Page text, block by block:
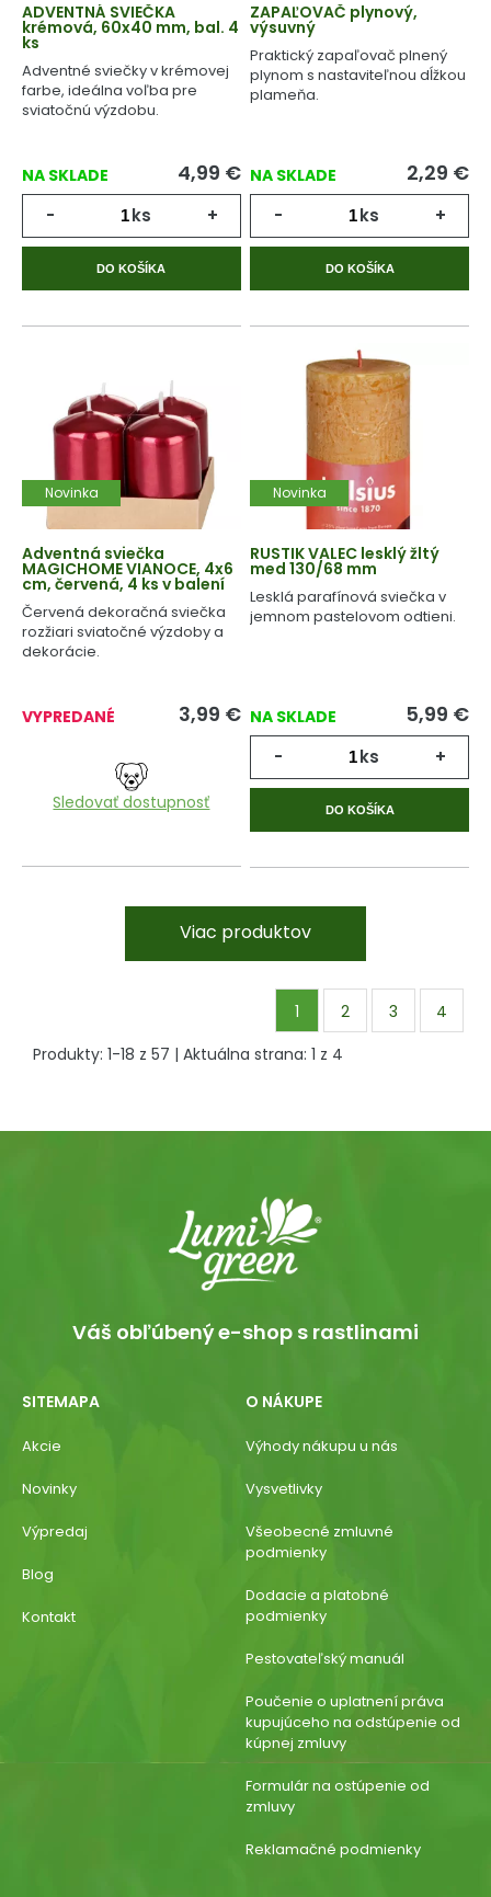
ADVENTNÁ SVIEČKA
krémová, 60x40 mm, bal. 4
ks
Adventné sviečky v krémovej
farbe, ideálna voľba pre
sviatočnú výzdobu.
NA SKLADE 4,99 €
- ks +
DO KOŠÍKA
ZAPAĽOVAČ plynový,
výsuvný
Praktický zapaľovač plnený
plynom s nastaviteľnou dĺžkou
plameňa.
NA SKLADE 2,29 €
- ks +
DO KOŠÍKA
Novinka
Adventná sviečka
MAGICHOME VIANOCE, 4x6
cm, červená, 4 ks v balení
Červená dekoračná sviečka
rozžiari sviatočné výzdoby a
dekorácie.
VYPREDANÉ 3,99 €
Sledovať dostupnosť
Novinka
RUSTIK VALEC lesklý žltý
med 130/68 mm
Lesklá parafínová sviečka v
jemnom pastelovom odtieni.
NA SKLADE 5,99 €
- ks +
DO KOŠÍKA
Viac produktov
1 2 3
4
Produkty: 1-18 z 57 | Aktuálna strana: 1 z 4
Váš obľúbený e-shop s rastlinami
SITEMAPA
Akcie
Novinky
Výpredaj
Blog
Kontakt
O NÁKUPE
Výhody nákupu u nás
Vysvetlivky
Všeobecné zmluvné
podmienky
Dodacie a platobné
podmienky
Pestovateľský manuál
Poučenie o uplatnení práva
kupujúceho na odstúpenie od
kúpnej zmluvy
Formulár na ostúpenie od
zmluvy
Reklamačné podmienky